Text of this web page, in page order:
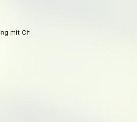
mit China